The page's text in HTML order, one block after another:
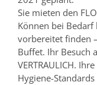
Sie mieten den
Können bei
vorbereitet finden
Buffet. Ihr Besuch
VERTRAULICH.
Hygiene-